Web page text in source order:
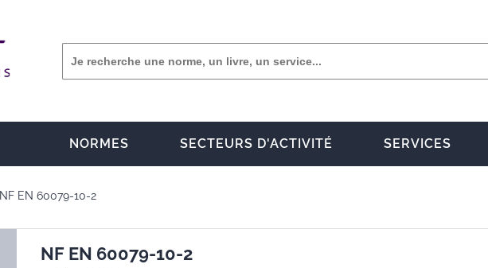
NORMES SECTEURS D'ACTIVITÉ SERVICES
NF EN 60079-10-2
NF EN 60079-10-2